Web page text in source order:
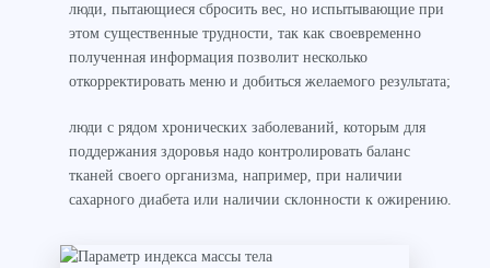
люди, пытающиеся сбросить вес, но испытывающие при
этом существенные трудности, так как своевременно
полученная информация позволит несколько
откорректировать меню и добиться желаемого результата;
люди с рядом хронических заболеваний, которым для
поддержания здоровья надо контролировать баланс
тканей своего организма, например, при наличии
сахарного диабета или наличии склонности к ожирению.